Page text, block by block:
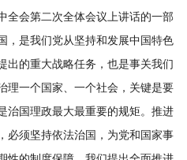
全会第二次全体会议上讲话的一部
，是我们党从坚持和发展中国特色
出的重大战略任务，也是事关我们
理一个国家、一个社会，关键是要
治国理政最大最重要的规矩。推进
必须坚持依法治国，为党和国家事